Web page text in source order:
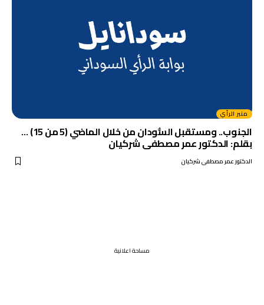
منبر الرأي
الجنوب.. ومستقبل السُّودان من خلال الماضي (5 من 15) …
بقلم: الدكتور عمر مصطفى شركيان
الدكتور عمر مصطفى شركيان
مساحة اعلانية